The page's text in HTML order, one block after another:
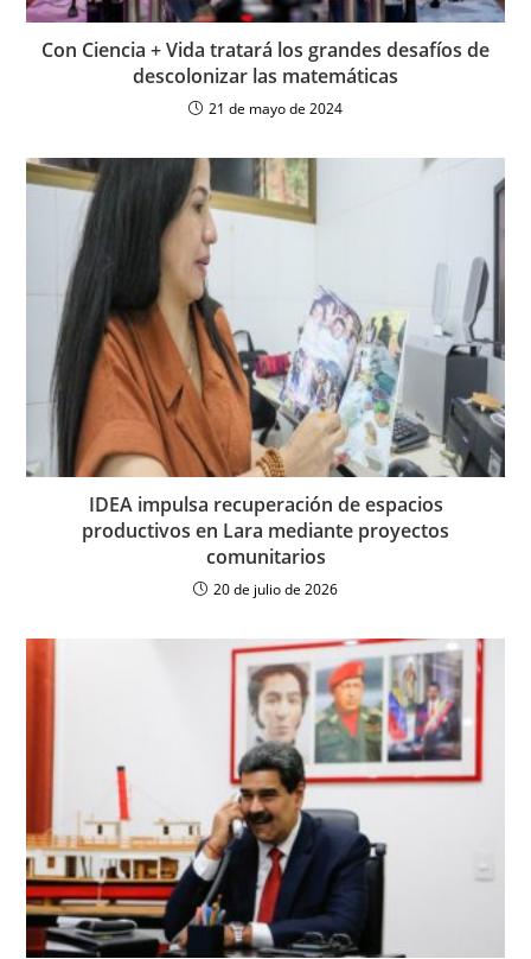
Con Ciencia + Vida tratará los grandes desafíos de
descolonizar las matemáticas
21 de mayo de 2024
IDEA impulsa recuperación de espacios
productivos en Lara mediante proyectos
comunitarios
20 de julio de 2026